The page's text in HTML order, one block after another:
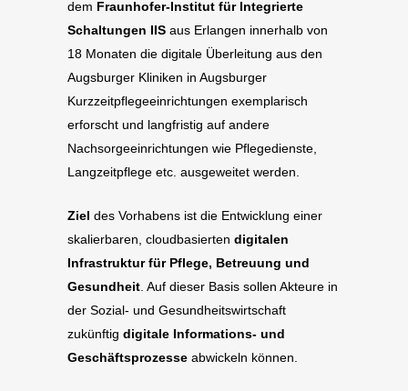
dem Fraunhofer-Institut für Integrierte
Schaltungen IIS aus Erlangen innerhalb von
18 Monaten die digitale Überleitung aus den
Augsburger Kliniken in Augsburger
Kurzzeitpflegeeinrichtungen exemplarisch
erforscht und langfristig auf andere
Nachsorgeeinrichtungen wie Pflegedienste,
Langzeitpflege etc. ausgeweitet werden.
Ziel des Vorhabens ist die Entwicklung einer
skalierbaren, cloudbasierten digitalen
Infrastruktur für Pflege, Betreuung und
Gesundheit . Auf dieser Basis sollen Akteure in
der Sozial- und Gesundheitswirtschaft
zukünftig digitale Informations- und
Geschäftsprozesse abwickeln können.